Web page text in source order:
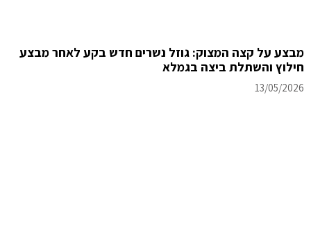
מבצע על קצה המצוק: גוזל נשרים חדש בקע לאחר מבצע
חילוץ והשתלת ביצה בגמלא
13/05/2026